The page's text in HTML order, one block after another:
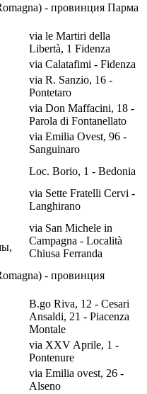
- провинция Парма
via le Martiri della
Libertà, 1 Fidenza
via Calatafimi - Fidenza
via R. Sanzio, 16 -
Pontetaro
via Don Maffacini, 18 -
Parola di Fontanellato
via Emilia Ovest, 96 -
Sanguinaro
Loc. Borio, 1 - Bedonia
via Sette Fratelli Cervi -
Langhirano
via San Michele in
Campagna - Località
Chiusa Ferranda
- провинция
B.go Riva, 12 - Cesari
Ansaldi, 21 - Piacenza
Montale
via XXV Aprile, 1 -
Pontenure
via Emilia ovest, 26 -
Alseno